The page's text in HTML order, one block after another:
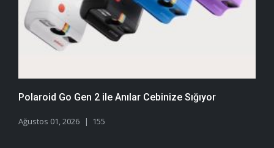
Polaroid Go Gen 2 ile Anılar Cebinize Sığıyor
Ağustos 01, 2026 155